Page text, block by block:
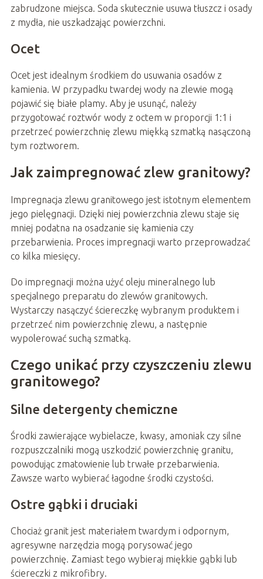
zabrudzone miejsca. Soda skutecznie usuwa tłuszcz i osady
z mydła, nie uszkadzając powierzchni.
Ocet
Ocet jest idealnym środkiem do usuwania osadów z
kamienia. W przypadku twardej wody na zlewie mogą
pojawić się białe plamy. Aby je usunąć, należy
przygotować roztwór wody z octem w proporcji 1:1 i
przetrzeć powierzchnię zlewu miękką szmatką nasączoną
tym roztworem.
Jak zaimpregnować zlew granitowy?
Impregnacja zlewu granitowego jest istotnym elementem
jego pielęgnacji. Dzięki niej powierzchnia zlewu staje się
mniej podatna na osadzanie się kamienia czy
przebarwienia. Proces impregnacji warto przeprowadzać
co kilka miesięcy.
Do impregnacji można użyć oleju mineralnego lub
specjalnego preparatu do zlewów granitowych.
Wystarczy nasączyć ściereczkę wybranym produktem i
przetrzeć nim powierzchnię zlewu, a następnie
wypolerować suchą szmatką.
Czego unikać przy czyszczeniu zlewu
granitowego?
Silne detergenty chemiczne
Środki zawierające wybielacze, kwasy, amoniak czy silne
rozpuszczalniki mogą uszkodzić powierzchnię granitu,
powodując zmatowienie lub trwałe przebarwienia.
Zawsze warto wybierać łagodne środki czystości.
Ostre gąbki i druciaki
Chociaż granit jest materiałem twardym i odpornym,
agresywne narzędzia mogą porysować jego
powierzchnię. Zamiast tego wybieraj miękkie gąbki lub
ściereczki z mikrofibry.